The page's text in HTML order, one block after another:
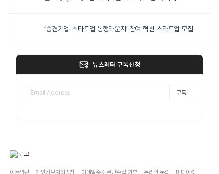
‘중견기업-스타트업 동행라운지’ 참여 혁신 스타트업 모집
뉴스레터 구독신청
구독
이용약관 개인정보처리방침 이메일주소 무단수집 거부 온라인 문의 미디어킷